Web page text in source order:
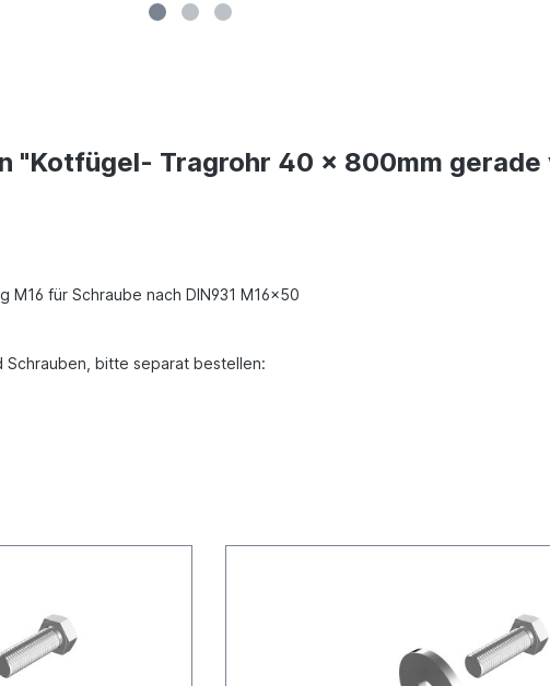
"Kotfügel- Tragrohr 40 x 800mm
für Schraube nach DIN931 M16x50
Schrauben, bitte separat bestellen: